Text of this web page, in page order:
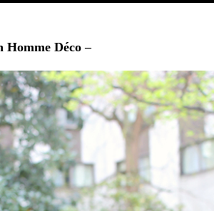
Homme Déco –